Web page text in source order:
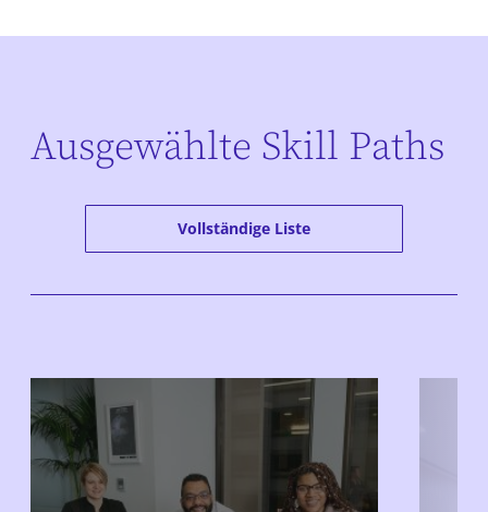
Ausgewählte Skill Paths
Vollständige Liste